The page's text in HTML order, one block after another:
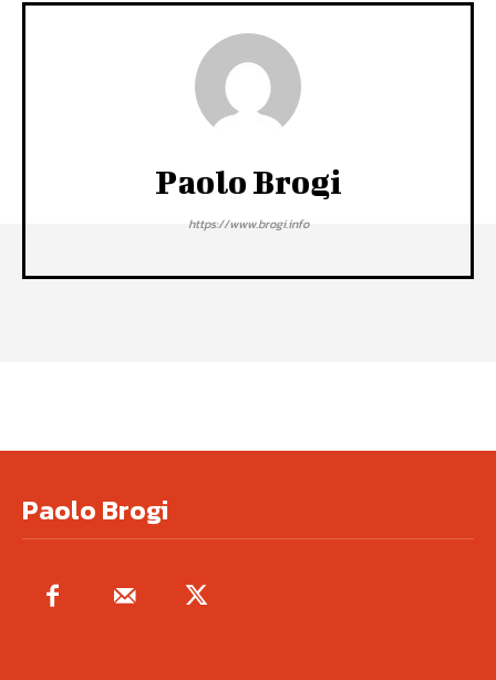
Paolo Brogi
https://www.brogi.info
Paolo Brogi